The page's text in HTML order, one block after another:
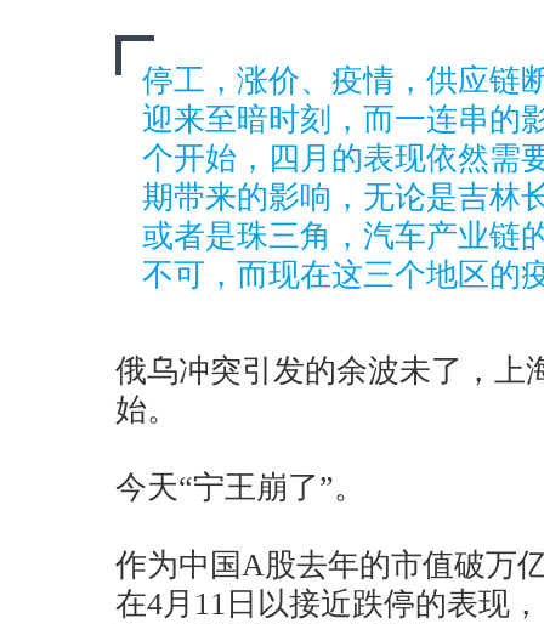
停工，涨价、疫情，供应链
迎来至暗时刻，而一连串的
个开始，四月的表现依然需
期带来的影响，无论是吉林
或者是珠三角，汽车产业链
不可，而现在这三个地区的
俄乌冲突引发的余波未了，上
始。
今天“宁王崩了”。
作为中国A股去年的市值破万
在4月11日以接近跌停的表现